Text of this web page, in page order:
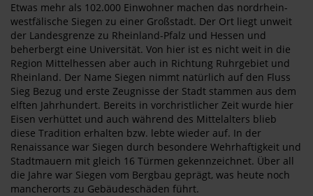
Etwas mehr als 102.000 Einwohner machen das nordrhein-
westfälische Siegen zu einer Großstadt. Der Ort liegt unweit
der Landesgrenze zu Rheinland-Pfalz und Hessen und
beherbergt eine Universität. Von hier ist es nicht weit in die
Region Mittelhessen aber auch in Richtung Ruhrgebiet und
Rheinland. Der Name Siegen nimmt natürlich auf den Fluss
Sieg Bezug und erste Zeugnisse der Stadt stammen aus dem
elften Jahrhundert. Bereits in vorchristlicher Zeit wurde hier
Eisen verhüttet und auch während des Mittelalters blieb
diese Tradition erhalten bzw. lebte wieder auf. In der
Renaissance war Siegen durch besondere Wehrhaftigkeit und
Stadtmauern mit gleich 16 Türmen gekennzeichnet. Über all
die Jahre war Siegen vom Bergbau geprägt, was heute noch
mancherorts zu Gebäudeschäden führt.